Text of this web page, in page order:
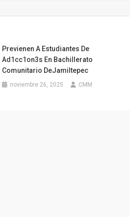
Previenen A Estudiantes De
Ad1cc1on3s En Bachillerato
Comunitario DeJamiltepec
noviembre 26, 2025 CMM